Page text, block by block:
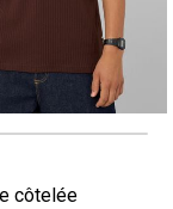
côtelée